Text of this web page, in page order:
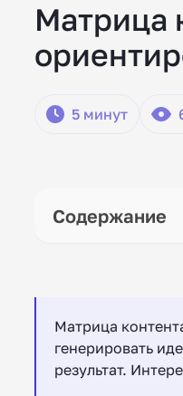
Матрица
5 минут
Матрица
генерировать
результат.